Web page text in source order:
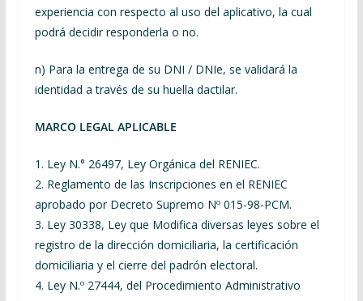
experiencia con respecto al uso del aplicativo, la cual
podrá decidir responderla o no.
n) Para la entrega de su DNI / DNIe, se validará la
identidad a través de su huella dactilar.
MARCO LEGAL APLICABLE
1. Ley N.° 26497, Ley Orgánica del RENIEC.
2. Reglamento de las Inscripciones en el RENIEC
aprobado por Decreto Supremo Nº 015-98-PCM.
3. Ley 30338, Ley que Modifica diversas leyes sobre el
registro de la dirección domiciliaria, la certificación
domiciliaria y el cierre del padrón electoral.
4. Ley N.º 27444, del Procedimiento Administrativo